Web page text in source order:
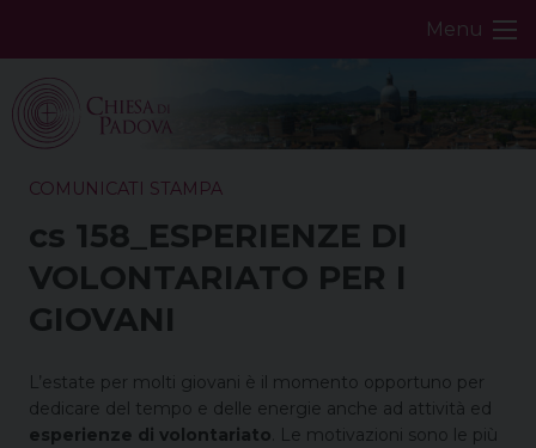
Menu
COMUNICATI STAMPA
cs 158_ESPERIENZE DI
VOLONTARIATO PER I
GIOVANI
L’estate per molti giovani è il momento opportuno per
dedicare del tempo e delle energie anche ad attività ed
esperienze di volontariato . Le motivazioni sono le più